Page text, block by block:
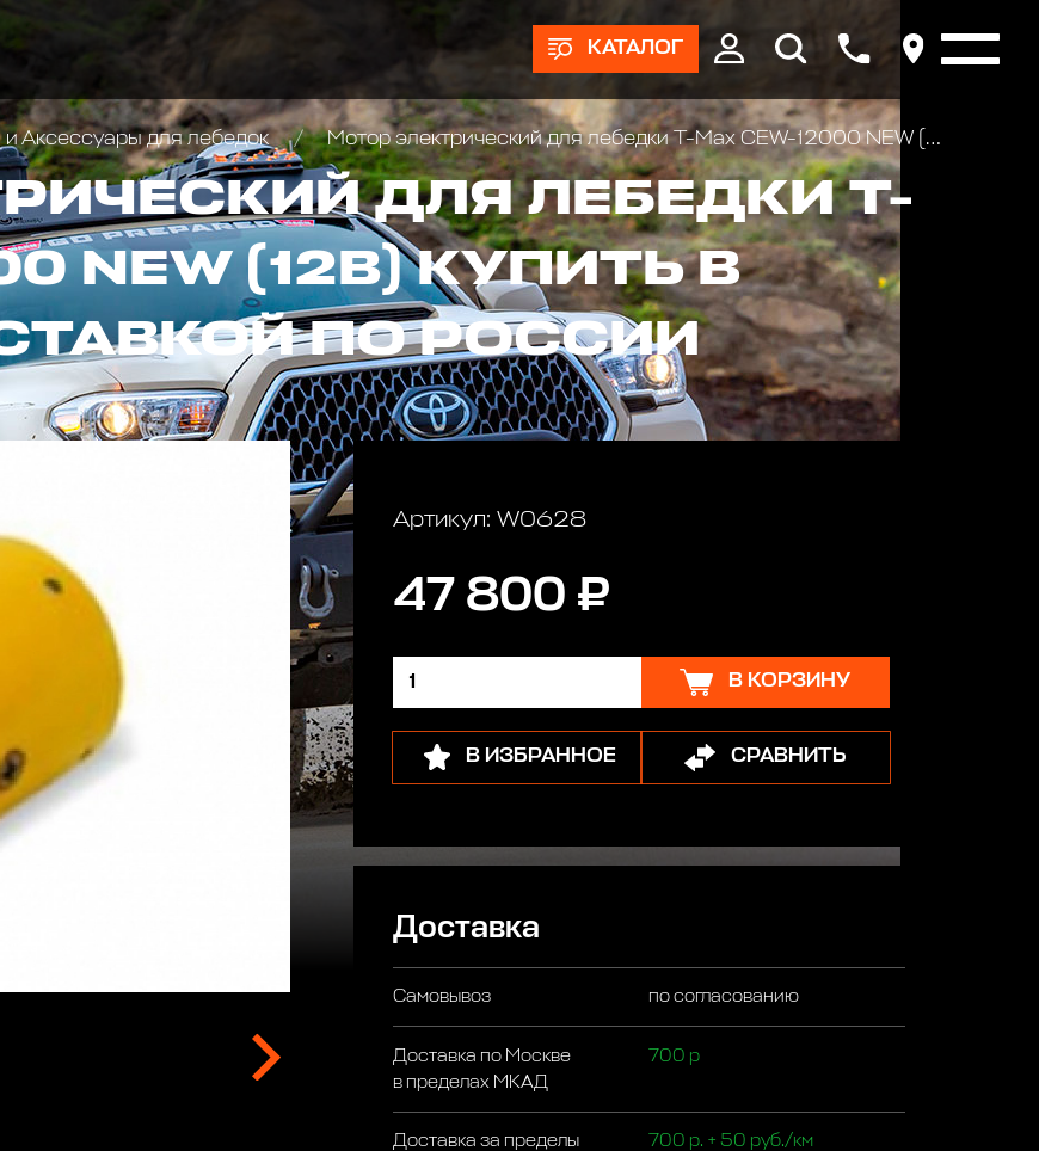
КАТАЛОГ
Аксессуары для лебедок Мотор электрический для лебедки T-Max CEW-12000 NEW (12В)
ДЛЯ ЛЕБЕДКИ T-
NEW (12В) КУПИТЬ В
ПО РОССИИ
Артикул: W0628
47 800 ₽
В КОРЗИНУ
В ИЗБРАННОЕ СРАВНИТЬ
Доставка
Самовывоз по согласованию
Доставка по Москве
в пределах МКАД
700 р
Доставка за пределы
700 р. + 50 руб./км